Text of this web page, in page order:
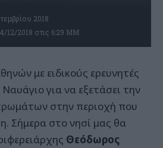
12/2018 στις 6:29 ΜΜ
2018
με ειδικούς ερευνητές
για να εξετάσει την
στην περιοχή που
Σήμερα στο νησί μας θα
Θεόδωρος